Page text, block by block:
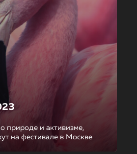
природе и активизме,
на фестивале в Москве